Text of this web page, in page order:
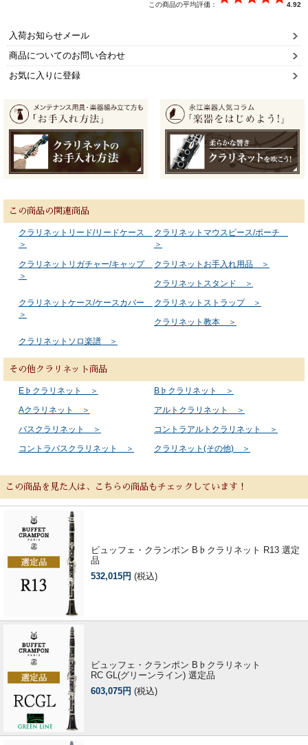
この商品の平均評価： 4.92
入荷お知らせメール
商品についてのお問い合わせ
お気に入りに登録
この商品の関連商品
クラリネットリード/リードケース
＞
クラリネットマウスピース/ポーチ
＞
クラリネットリガチャー/キャップ
＞
クラリネットお手入れ用品 ＞
クラリネットスタンド ＞
クラリネットケース/ケースカバー
＞
クラリネットストラップ ＞
クラリネット教本 ＞
クラリネットソロ楽譜 ＞
その他クラリネット商品
E♭クラリネット ＞
B♭クラリネット ＞
Aクラリネット ＞
アルトクラリネット ＞
バスクラリネット ＞
コントラアルトクラリネット ＞
コントラバスクラリネット ＞
クラリネット(その他) ＞
この商品を見た人は、こちらの商品もチェックしています！
ビュッフェ・クランポン B♭クラリネット R13 選定
品
532,015円 (税込)
ビュッフェ・クランポン B♭クラリネット
RC GL(グリーンライン) 選定品
603,075円 (税込)